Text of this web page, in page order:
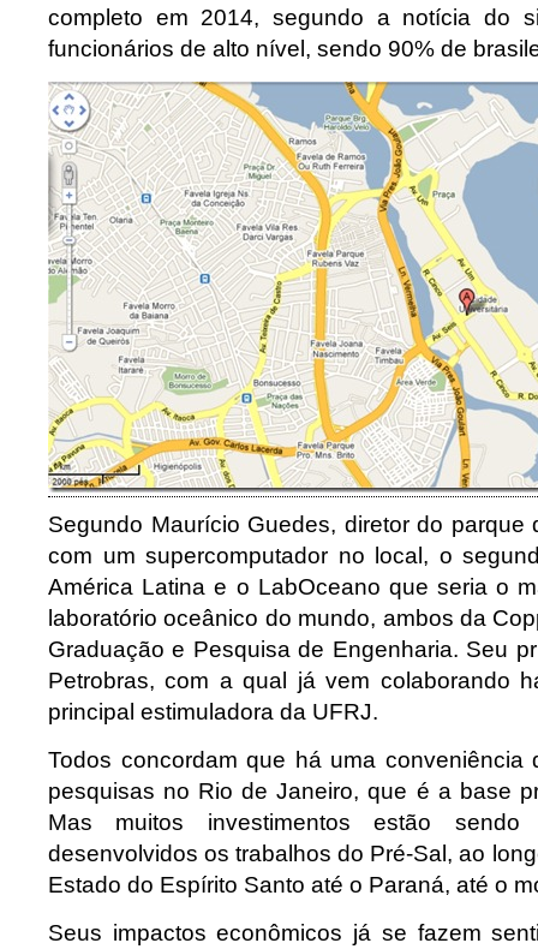
completo em 2014, segundo a notícia do
funcionários de alto nível, sendo 90% de
Segundo Maurício Guedes, diretor do parque
com um supercomputador no local, o
América Latina e o LabOceano que seria o
laboratório oceânico do mundo, ambos da
Graduação e Pesquisa de Engenharia. Seu
Petrobras, com a qual já vem colaborando
principal estimuladora da UFRJ.
Todos concordam que há uma conveniência
pesquisas no Rio de Janeiro, que é a base
Mas muitos investimentos estão
desenvolvidos os trabalhos do Pré-Sal, ao
Estado do Espírito Santo até o Paraná, até o
Seus impactos econômicos já se fazem